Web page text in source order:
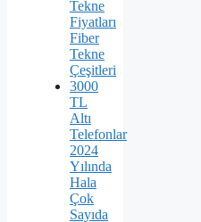
Tekne
Fiyatları
Fiber
Tekne
Çeşitleri
3000
TL
Altı
Telefonlar
2024
Yılında
Hala
Çok
Sayıda